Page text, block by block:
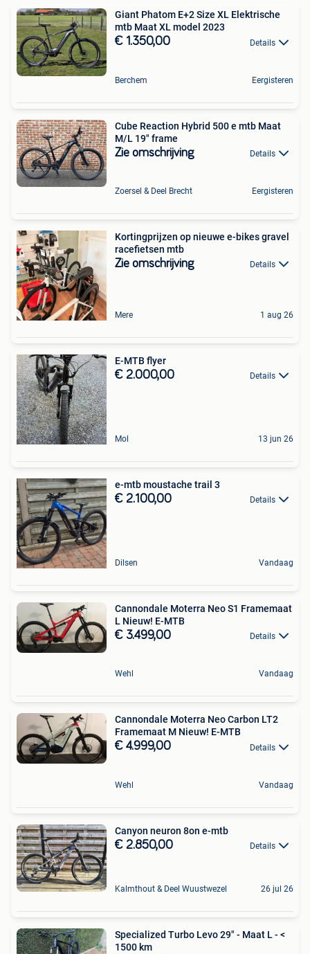
Giant Phatom E+2 Size XL Elektrische
mtb Maat XL model 2023
€ 1.350,00 Details
Berchem Eergisteren
Cube Reaction Hybrid 500 e mtb Maat
M/L 19" frame
Zie omschrijving Details
Zoersel & Deel Brecht Eergisteren
Kortingprijzen op nieuwe e-bikes gravel
racefietsen mtb
Zie omschrijving Details
Mere 1 aug 26
E-MTB flyer
€ 2.000,00 Details
Mol 13 jun 26
e-mtb moustache trail 3
€ 2.100,00 Details
Dilsen Vandaag
Cannondale Moterra Neo S1 Framemaat
L Nieuw! E-MTB
€ 3.499,00 Details
Wehl Vandaag
Cannondale Moterra Neo Carbon LT2
Framemaat M Nieuw! E-MTB
€ 4.999,00 Details
Wehl Vandaag
Canyon neuron 8on e-mtb
€ 2.850,00 Details
Kalmthout & Deel Wuustwezel 26 jul 26
Specialized Turbo Levo 29" - Maat L - <
1500 km